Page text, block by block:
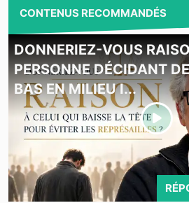
CONTENUS RECOMMANDÉS
DONNERIEZ-VOUS
PERSONNE DÉCIDANT
BAS EN MILIEU I...